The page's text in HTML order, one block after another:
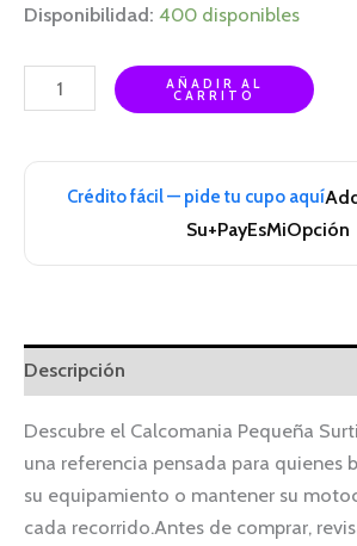
Disponibilidad: 400 disponibles
AÑADIR AL
CARRITO
Crédito fácil — pide tu cupo aquí
Su+PayEsMiOpción
Descripción
Descubre el Calcomania Pequeña
una referencia pensada para quienes
su equipamiento o mantener su
cada recorrido.Antes de comprar,